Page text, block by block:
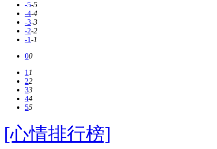
-5-5
-4-4
-3-3
-2-2
-1-1
00
11
22
33
44
55
[心情排行榜]